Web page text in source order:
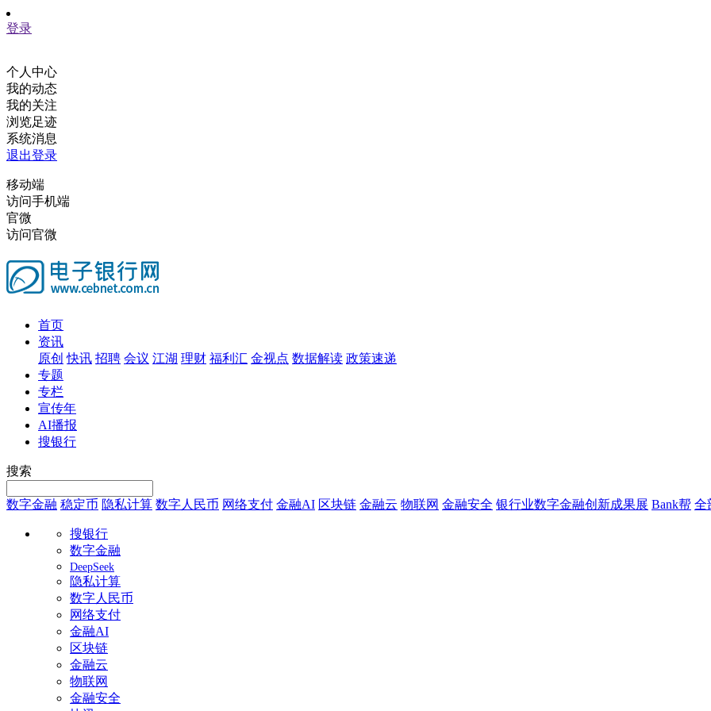
登录
个人中心
我的动态
我的关注
浏览足迹
系统消息
退出登录
移动端
访问手机端
官微
访问官微
首页
资讯
原创 快讯 招聘 会议 江湖 理财 福利汇 金视点 数据解读 政策速递
专题
专栏
宣传年
AI播报
搜银行
搜索
数字金融 稳定币 隐私计算 数字人民币 网络支付 金融AI 区块链 金融云 物联网 金融安全 银行业数字金融创新成果展 Bank帮 全
搜银行
数字金融
DeepSeek
隐私计算
数字人民币
网络支付
金融AI
区块链
金融云
物联网
金融安全